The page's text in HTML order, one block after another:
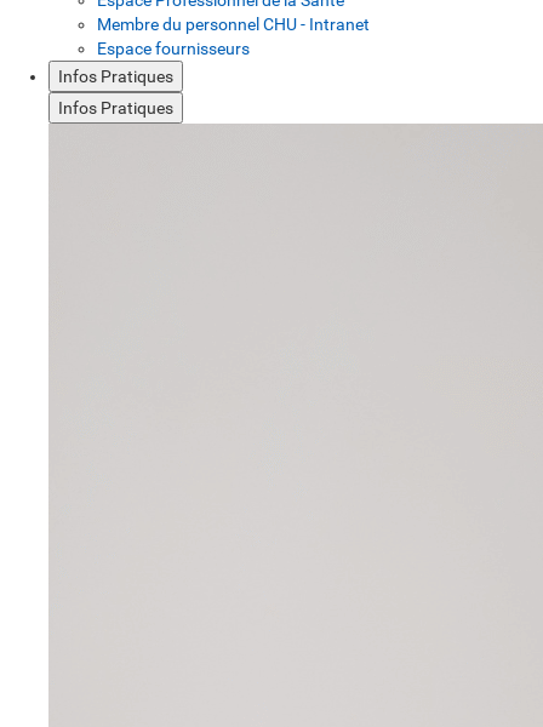
Membre du personnel CHU - Intranet
Espace fournisseurs
Infos Pratiques
Infos Pratiques